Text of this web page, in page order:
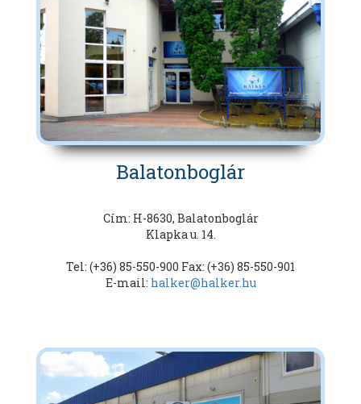
Balatonboglár
Cím: H-8630, Balatonboglár
Klapka u. 14.
Tel: (+36) 85-550-900 Fax: (+36) 85-550-901
E-mail: halker@halker.hu